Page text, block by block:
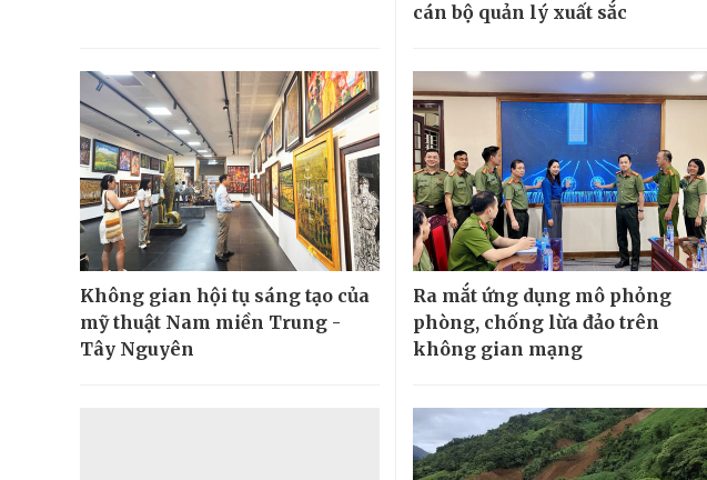
cán bộ quản lý xuất sắc
Không gian hội tụ sáng tạo của
mỹ thuật Nam miền Trung -
Tây Nguyên
Ra mắt ứng dụng mô phỏng
phòng, chống lừa đảo trên
không gian mạng